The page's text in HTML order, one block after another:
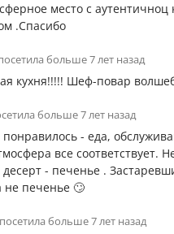
место с аутентичноц
.Спасибо
больше 7 лет назад
кухня!!!!! Шеф-повар
больше 7 лет назад
- еда,
все соответствует.
- печенье .
не печенье 🙄
посетила больше 7 лет назад